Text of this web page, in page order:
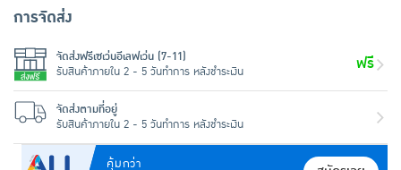
คุ้มกว่า
การจัดส่ง
จัดส่งฟรีเซเว่นอีเลฟเว่น (7-11)
รับสินค้าภายใน 2 - 5 วันทำการ หลังชำระเงิน
ฟรี
จัดส่งตามที่อยู่
รับสินค้าภายใน 2 - 5 วันทำการ หลังชำระเงิน